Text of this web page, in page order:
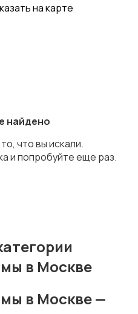
на карте
найдено
что вы искали.
и попробуйте еще раз.
в Москве
в Москве —